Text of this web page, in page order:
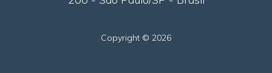
Copyright © 2026